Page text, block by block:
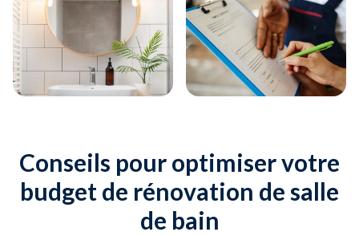
Conseils pour optimiser votre
budget de rénovation de salle
de bain